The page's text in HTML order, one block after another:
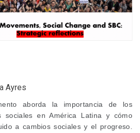
Ayres
aborda la importancia de los
sociales en América Latina y cómo
a cambios sociales y el progreso.